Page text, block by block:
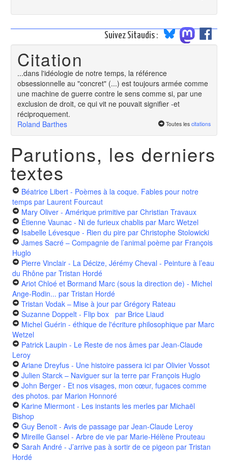
Suivez Sitaudis :
Citation
...dans l'idéologie de notre temps, la référence
obsessionnelle au "concret" (...) est toujours armée comme
une machine de guerre contre le sens comme si, par une
exclusion de droit, ce qui vit ne pouvait signifier -et
réciproquement.
Roland Barthes
Toutes les citations
Parutions, les derniers
textes
Béatrice Libert - Poèmes à la coque. Fables pour notre
temps par Laurent Fourcaut
Mary Oliver - Amérique primitive par Christian Travaux
Étienne Vaunac - Ni de furieux chablis par Marc Wetzel
Isabelle Lévesque - Rien du pire par Christophe Stolowicki
James Sacré – Compagnie de l’animal poème par François
Huglo
Pierre Vinclair - La Décize, Jérémy Cheval - Peinture à l’eau
du Rhône par Tristan Hordé
Ariot Chloé et Bormand Marc (sous la direction de) - Michel
Ange-Rodin... par Tristan Hordé
Tristan Vodak – Mise à jour par Grégory Rateau
Suzanne Doppelt - Flip box par Brice Liaud
Michel Guérin - éthique de l'écriture philosophique par Marc
Wetzel
Patrick Laupin - Le Reste de nos âmes par Jean-Claude
Leroy
Ariane Dreyfus - Une histoire passera ici par Olivier Vossot
Julien Starck – Naviguer sur la terre par François Huglo
John Berger - Et nos visages, mon cœur, fugaces comme
des photos. par Marion Honnoré
Karine Miermont - Les instants les merles par Michaël
Bishop
Guy Benoit - Avis de passage par Jean-Claude Leroy
Mireille Gansel - Arbre de vie par Marie-Hélène Prouteau
Sarah André - J’arrive pas à sortir de ce pigeon par Tristan
Hordé